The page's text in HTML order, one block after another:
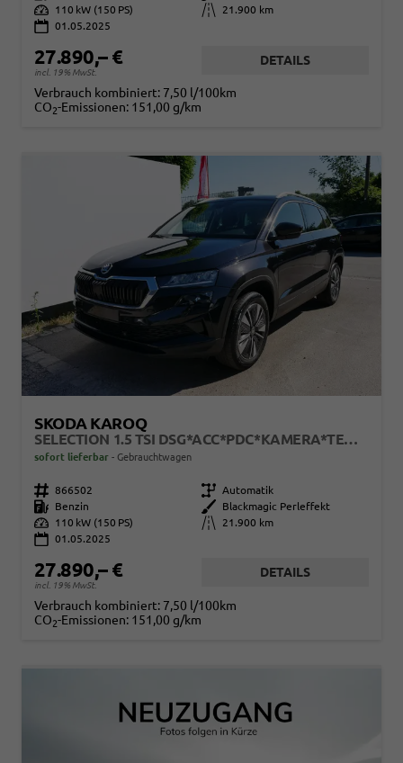
Leistung 110 kW (150 PS) Kilometerstand
21.900 km
01.05.2025
27.890,– €
incl. 19% MwSt.
DETAILS
Verbrauch kombiniert: 7,50 l/100km
CO2-Emissionen: 151,00 g/km
SKODA KAROQ
SELECTION 1.5 TSI DSG*ACC*PDC*KAMERA*TEMPOMAT*LED*SMARTLINK*KLIMA*RADIO*17-ZOLL
sofort lieferbar Gebrauchtwagen
Fahrzeugnr. 866502 Getriebe Automatik
Kraftstoff
Benzin Außenfarbe
Blackmagic Perleffekt
Leistung
110 kW (150 PS) Kilometerstand
21.900 km
01.05.2025
27.890,– €
incl. 19% MwSt.
DETAILS
Verbrauch kombiniert: 7,50 l/100km
CO2-Emissionen: 151,00 g/km